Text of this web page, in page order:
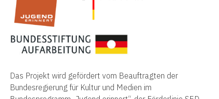
Das Projekt wird gefördert vom Beauftragten der
Bundesregierung für Kultur und Medien im